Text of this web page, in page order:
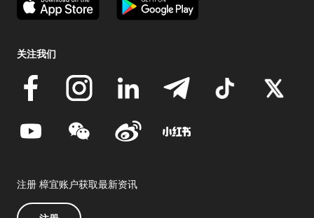
关注我们
注册 樟宜账户获取最新资讯